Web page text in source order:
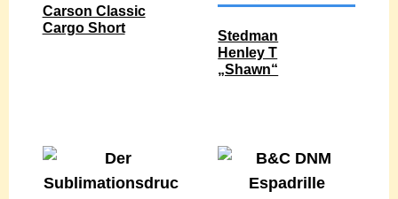
Carson Classic
Cargo Short
Stedman
Henley T
„Shawn“